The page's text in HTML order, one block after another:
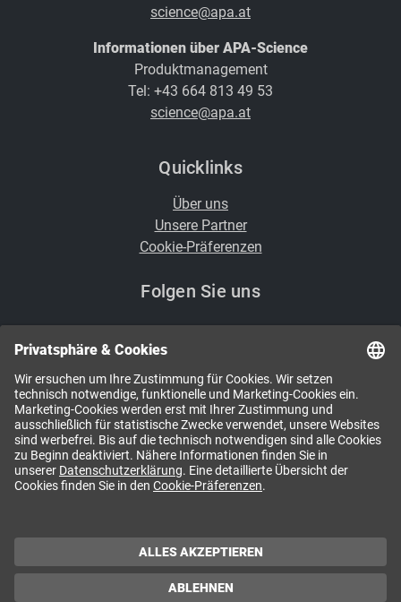
science@apa.at
Informationen über APA-Science
Produktmanagement
Tel: +43 664 813 49 53
science@apa.at
Quicklinks
Über uns
Unsere Partner
Cookie-Präferenzen
Folgen Sie uns
Kennen Sie schon unsere Newsletter?
NEWSLETTER ABONNIEREN
Impressum / Offenlegung / AGB / Copyright